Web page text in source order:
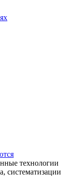
технологии
систематизации